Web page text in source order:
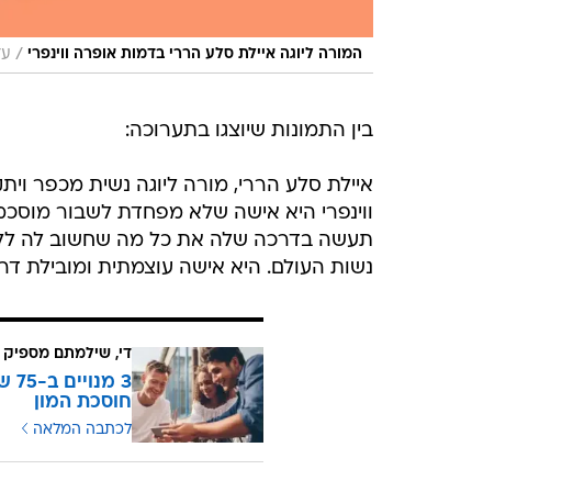
המורה ליוגה איילת סלע הררי בדמות אופרה ווינפרי /
בין התמונות שיוצגו בתערוכה:
איילת סלע הררי, מורה ליוגה נשית מכפר
ווינפרי היא אישה שלא מפחדת לשבור
תעשה בדרכה שלה את כל מה שחשוב לה ללא
נשות העולם. היא אישה עוצמתית ומובילת
די, שילמתם מספיק
3
חוסכת המון
לכתבה המלאה